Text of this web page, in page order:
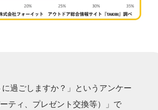
過ごしますか？」というアンケー
ティ、プレゼント交換等）」で